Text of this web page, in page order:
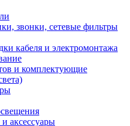
звонки, сетевые фильтры
кабеля и электромонтажа
и комплектующие
аксессуары